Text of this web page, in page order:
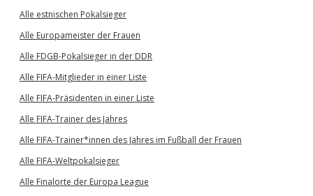
Alle estnischen Pokalsieger
Alle Europameister der Frauen
Alle FDGB-Pokalsieger in der DDR
Alle FIFA-Mitglieder in einer Liste
Alle FIFA-Präsidenten in einer Liste
Alle FIFA-Trainer des Jahres
Alle FIFA-Trainer*innen des Jahres im Fußball der Frauen
Alle FIFA-Weltpokalsieger
Alle Finalorte der Europa League